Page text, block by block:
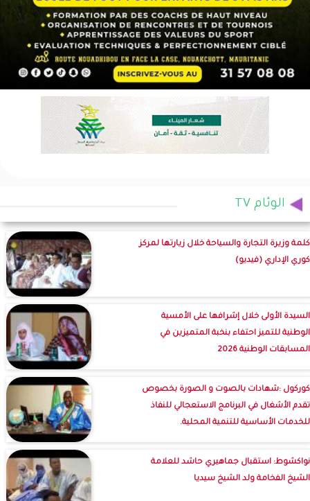
الوئام TV
كلمة وزيرة التجارة والسياحة خلال زيارتها لمركز
كوري الإداري (فيديو)
السيدة الأولى خلال إشرافها على الأمسية
الوطنية للتميز احتفاء بنخبة المتميزين في
المسابقات الوطنية 2026
كوركول :شهادات بالصوت و الصورة بخصوص
تقدم الأشغال في البرنامج الاستعجالي للنفاذ
للخدمات الأساسية للتنمية المحلية.
نواكشوط: استقبال جماهيري حاشد للعلامة
الشيخ الفخامة ولد الشيخ سيديا